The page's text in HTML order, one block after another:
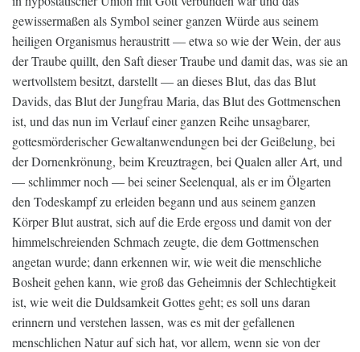
gewissermaßen als Symbol seiner ganzen Würde aus seinem
heiligen Organismus heraustritt — etwa so wie der Wein, der aus
der Traube quillt, den Saft dieser Traube und damit das, was sie an
wertvollstem besitzt, darstellt — an dieses Blut, das das Blut
Davids, das Blut der Jungfrau Maria, das Blut des Gottmenschen
ist, und das nun im Verlauf einer ganzen Reihe unsagbarer,
gottesmörderischer Gewaltanwendungen bei der Geißelung, bei
der Dornenkrönung, beim Kreuztragen, bei Qualen aller Art, und
— schlimmer noch — bei seiner Seelenqual, als er im Ölgarten
den Todeskampf zu erleiden begann und aus seinem ganzen
Körper Blut austrat, sich auf die Erde ergoss und damit von der
himmelschreienden Schmach zeugte, die dem Gottmenschen
angetan wurde; dann erkennen wir, wie weit die menschliche
Bosheit gehen kann, wie groß das Geheimnis der Schlechtigkeit
ist, wie weit die Duldsamkeit Gottes geht; es soll uns daran
erinnern und verstehen lassen, was es mit der gefallenen
menschlichen Natur auf sich hat, vor allem, wenn sie von der